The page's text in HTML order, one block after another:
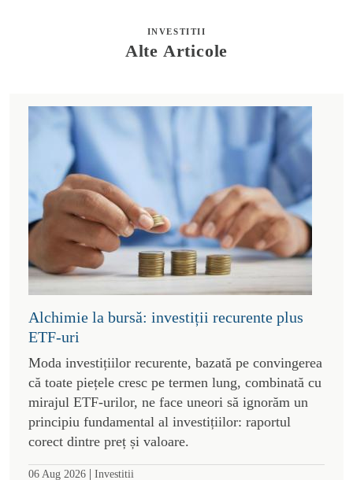
INVESTITII
Alte Articole
Alchimie la bursă: investiții recurente plus
ETF-uri
Moda investițiilor recurente, bazată pe convingerea
că toate piețele cresc pe termen lung, combinată cu
mirajul ETF-urilor, ne face uneori să ignorăm un
principiu fundamental al investițiilor: raportul
corect dintre preț și valoare.
06 Aug 2026 | Investitii